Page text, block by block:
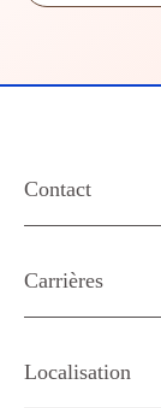
Contact
Carrières
Localisation